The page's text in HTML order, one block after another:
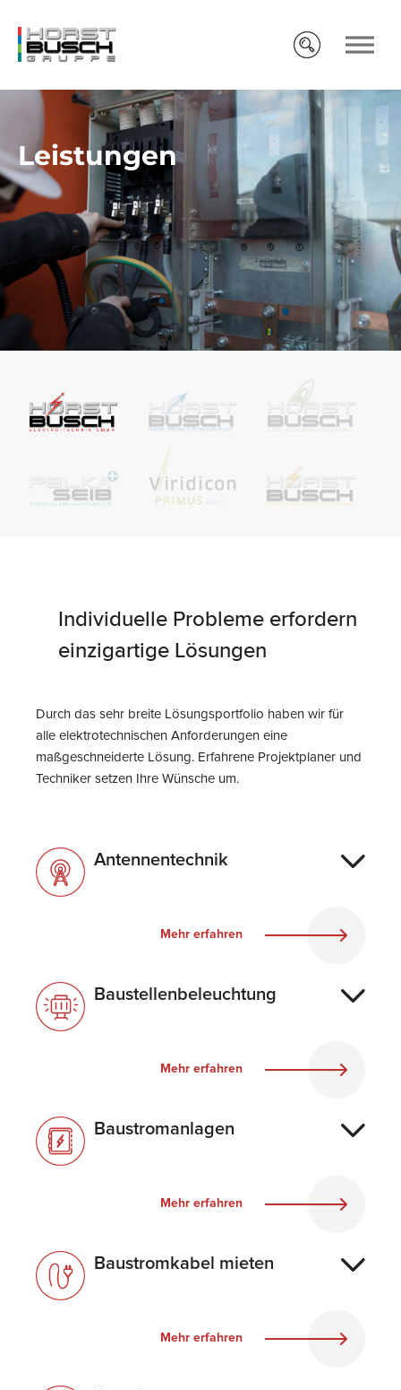
Leistungen
Individuelle Probleme erfordern
einzigartige Lösungen
Durch das sehr breite Lösungsportfolio haben wir für
alle elektrotechnischen Anforderungen eine
maßgeschneiderte Lösung. Erfahrene Projektplaner und
Techniker setzen Ihre Wünsche um.
Antennentechnik
Mehr erfahren
Baustellenbeleuchtung
Mehr erfahren
Baustromanlagen
Mehr erfahren
Baustromkabel mieten
Mehr erfahren